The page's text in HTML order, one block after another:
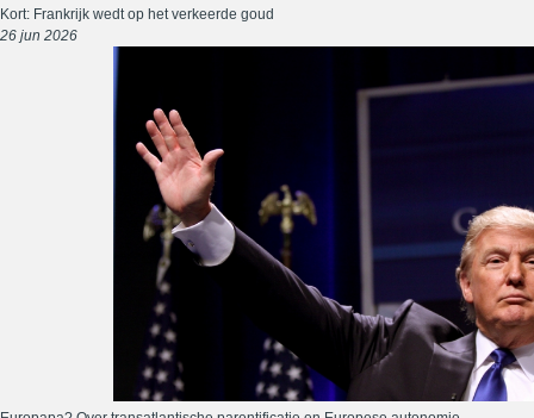
Kort: Frankrijk wedt op het verkeerde goud
26 jun 2026